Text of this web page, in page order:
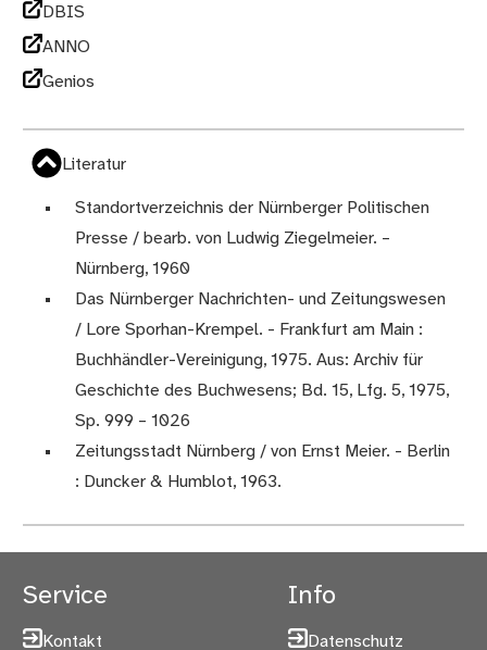
DBIS
ANNO
Genios
Literatur
Standortverzeichnis der Nürnberger Politischen
Presse / bearb. von Ludwig Ziegelmeier. –
Nürnberg, 1960
Das Nürnberger Nachrichten- und Zeitungswesen
/ Lore Sporhan-Krempel. - Frankfurt am Main :
Buchhändler-Vereinigung, 1975. Aus: Archiv für
Geschichte des Buchwesens; Bd. 15, Lfg. 5, 1975,
Sp. 999 – 1026
Zeitungsstadt Nürnberg / von Ernst Meier. - Berlin
: Duncker & Humblot, 1963.
Service
Kontakt
Info
Datenschutz